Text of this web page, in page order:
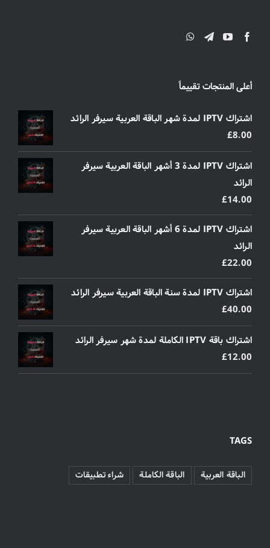
أعلى المنتجات تقييماً
اشتراك IPTV لمدة شهر الباقة العربية سيرفر الرائد
£8.00
اشتراك IPTV لمدة 3 أشهر الباقة العربية سيرفر
الرائد
£14.00
اشتراك IPTV لمدة 6 أشهر الباقة العربية سيرفر
الرائد
£22.00
اشتراك IPTV لمدة سنة الباقة العربية سيرفر الرائد
£40.00
اشتراك باقة IPTV الكاملة لمدة شهر سيرفر الرائد
£12.00
TAGS
الباقة العربية الباقة الكاملة شراء تطبيقات